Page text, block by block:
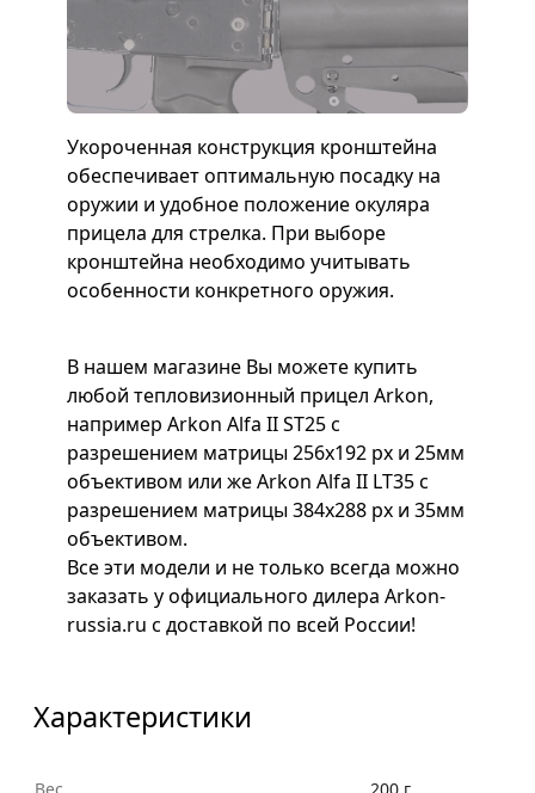
Укороченная конструкция кронштейна
обеспечивает оптимальную посадку на
оружии и удобное положение окуляра
прицела для стрелка. При выборе
кронштейна необходимо учитывать
особенности конкретного оружия.
В нашем магазине Вы можете купить
любой тепловизионный прицел Arkon,
например Arkon Alfa II ST25 с
разрешением матрицы 256x192 px и 25мм
объективом или же Arkon Alfa II LT35 с
разрешением матрицы 384x288 px и 35мм
объективом.
Все эти модели и не только всегда можно
заказать у официального дилера Arkon-
russia.ru с доставкой по всей России!
Характеристики
Вес
200 г